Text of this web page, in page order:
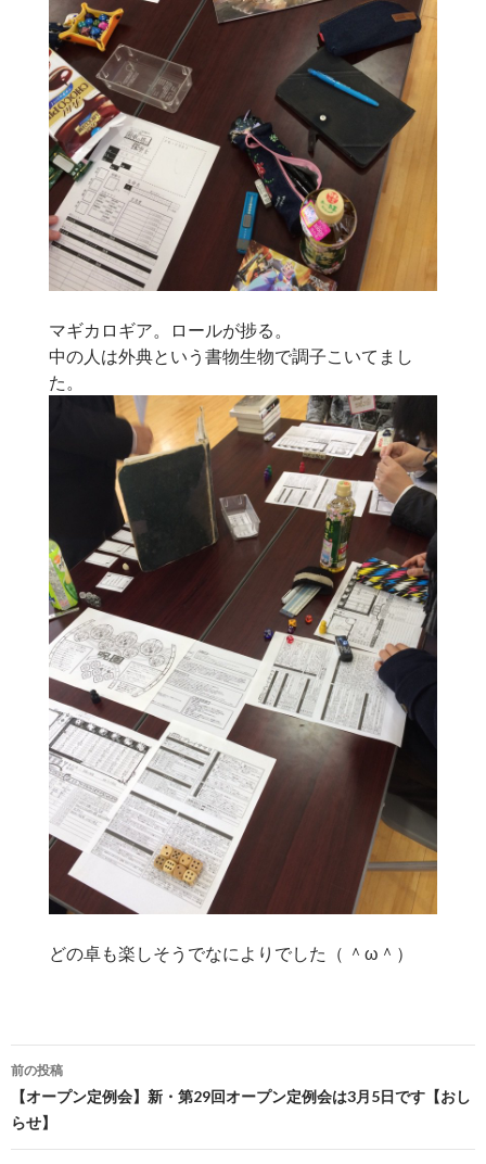
マギカロギア。ロールが捗る。
中の人は外典という書物生物で調子こいてまし
た。
どの卓も楽しそうでなによりでした（ ＾ω＾）
投
稿
ナ
前の投稿
【オープン定例会】新・第29回オープン定例会は3月5日です【おし
らせ】